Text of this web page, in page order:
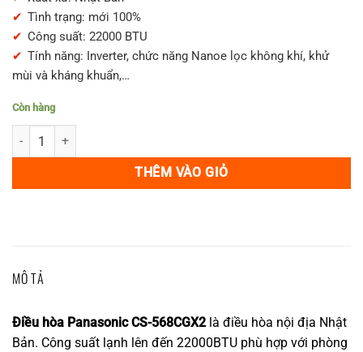
25,500,000₫.
Tình trạng: mới 100%
Công suất: 22000 BTU
Tính năng: Inverter, chức năng Nanoe lọc không khí, khử
mùi và kháng khuẩn,…
Còn hàng
Điều hòa Panasonic CS-568CGX2 có Inverter công suất 22000BTU
THÊM VÀO GIỎ
MÔ TẢ
Điều hòa Panasonic CS-568CGX2 là điều hòa nội địa Nhật
Bản. Công suất lạnh lên đến 22000BTU phù hợp với phòng